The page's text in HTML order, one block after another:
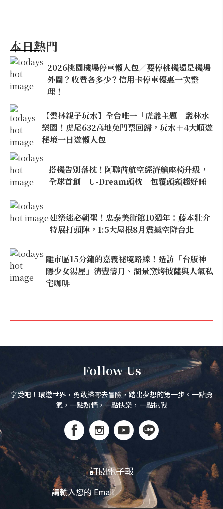
本日熱門
2026桃園機場停車懶人包／要停桃機還是機場
外圍？收費各多少？信用卡停車優惠一次整
理！
【雲林親子玩水】全台唯一「虎爺主題」叢林水
樂園！虎尾632高地免門票回歸，玩水＋4大順遊
秘境一日遊懶人包
搭機告別落枕！阿聯酋航空經濟艙座椅升級，
全球首創「U-Dream頭枕」包覆頭頸超好睡
建築迷必朝聖！忠泰美術館10週年：藤本壯介
特展打頭陣，1:5大屋根8月震撼空降台北
離市區15分鐘的嘉義祕境路線！造訪「台版神
隱少女湯屋」清豐濤月、湖景窯烤披薩與人氣私
宅咖啡
Follow Us
享受吧！環遊世界，勇敢歸零去冒險，踏出夢想的第一步。一點勇
氣，一點熱情，一點快樂，一點挑戰
訂閱電子報